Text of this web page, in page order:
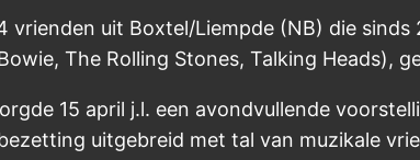
vrienden uit Boxtel/Liempde (NB) die
The Rolling Stones, Talking Heads),
15 april j.l. een avondvullende
uitgebreid met tal van muzikale